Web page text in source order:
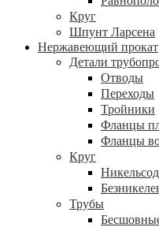
Круг
Шпунт Ларсена
Нержавеющий прокат
Детали
Отводы
Переходы
Тройники
Фланцы
Фланцы
Круг
Трубы